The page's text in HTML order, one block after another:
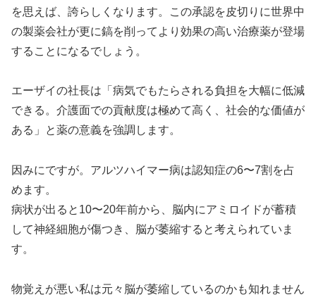
を思えば、誇らしくなります。この承認を皮切りに世界中
の製薬会社が更に鎬を削ってより効果の高い治療薬が登場
することになるでしょう。
エーザイの社長は「病気でもたらされる負担を大幅に低減
できる。介護面での貢献度は極めて高く、社会的な価値が
ある」と薬の意義を強調します。
因みにですが。アルツハイマー病は認知症の6〜7割を占
めます。
病状が出ると10〜20年前から、脳内にアミロイドが蓄積
して神経細胞が傷つき、脳が萎縮すると考えられていま
す。
物覚えが悪い私は元々脳が萎縮しているのかも知れません